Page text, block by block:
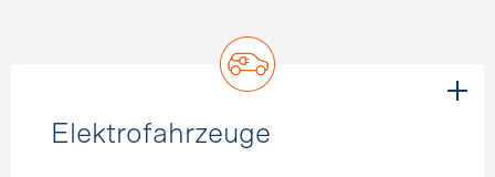
Elektrofahrzeuge